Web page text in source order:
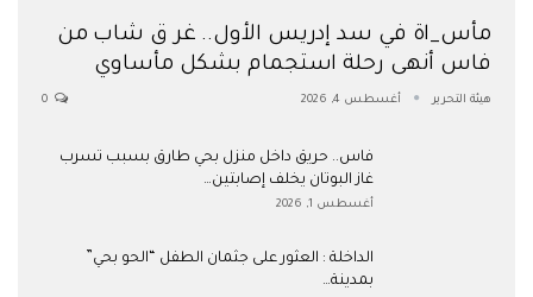
مأس_اة في سد إدريس الأول.. غر ق شاب من
فاس أنهى رحلة استجمام بشكل مأساوي
هيئة التحرير أغسطس 4, 2026
فاس.. حريق داخل منزل بحي طارق بسبب تسرب
غاز البوتان يخلف إصابتين…
أغسطس 1, 2026
​الداخلة : العثور على جثمان الطفل “الحو بحي”
بمدينة…